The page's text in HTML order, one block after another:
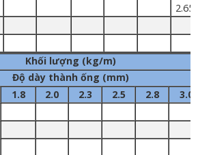
Khối lượng (kg/m)
Độ dày thành ống (mm)
1.8 2.0 2.3 2.5 2.8 3.0